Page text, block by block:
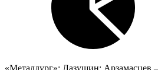
«Металлург»: Лазушин; Арзамасцев